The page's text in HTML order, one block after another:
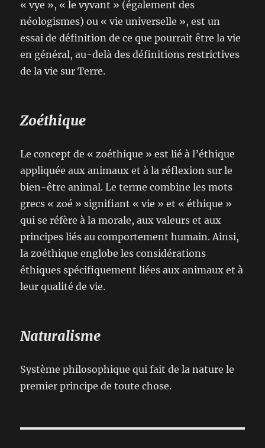
« vye », « le vyvant » (également des
néologismes) ou « vie universelle », est un
essai de définition de ce que pourrait être la vie
en général, au-delà des définitions restrictives
de la vie sur Terre.
Zoéthique
Le concept de « zoéthique » est lié à l’éthique
appliquée aux animaux et à la réflexion sur le
bien-être animal. Le terme combine les mots
grecs « zoé » signifiant « vie » et « éthique »
qui se réfère à la morale, aux valeurs et aux
principes liés au comportement humain. Ainsi,
la zoéthique englobe les considérations
éthiques spécifiquement liées aux animaux et à
leur qualité de vie.
Naturalisme
Système philosophique qui fait de la nature le
premier principe de toute chose.